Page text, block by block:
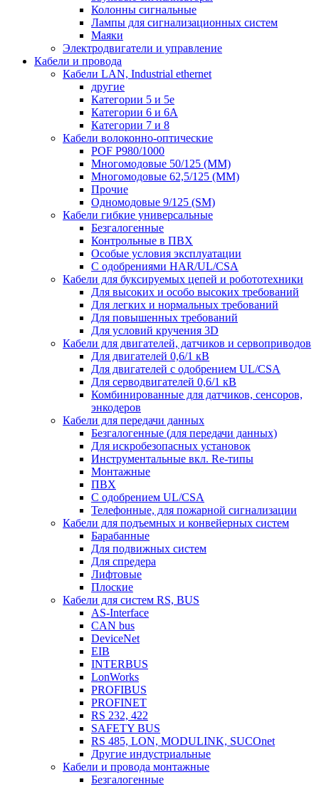
Колонны сигнальные
Лампы для сигнализационных систем
Маяки
Электродвигатели и управление
Кабели и провода
Кабели LAN, Industrial ethernet
другие
Категории 5 и 5е
Категории 6 и 6A
Категории 7 и 8
Кабели волоконно-оптические
POF P980/1000
Многомодовые 50/125 (ММ)
Многомодовые 62,5/125 (ММ)
Прочие
Одномодовые 9/125 (SM)
Кабели гибкие универсальные
Безгалогенные
Контрольные в ПВХ
Особые условия эксплуатации
С одобрениями HAR/UL/CSA
Кабели для буксируемых цепей и робототехники
Для высоких и особо высоких требований
Для легких и нормальных требований
Для повышенных требований
Для условий кручения 3D
Кабели для двигателей, датчиков и сервоприводов
Для двигателей 0,6/1 кВ
Для двигателей с одобрением UL/CSA
Для серводвигателей 0,6/1 кВ
Комбинированные для датчиков, cенсоров,
энкодеров
Кабели для передачи данных
Безгалогенные (для передачи данных)
Для искробезопасных установок
Инструментальные вкл. Re-типы
Монтажные
ПВХ
С одобрением UL/CSA
Телефонные, для пожарной сигнализации
Кабели для подъемных и конвейерных систем
Барабанные
Для подвижных систем
Для спредера
Лифтовые
Плоские
Кабели для систем RS, BUS
AS-Interface
CAN bus
DeviceNet
EIB
INTERBUS
LonWorks
PROFIBUS
PROFINET
RS 232, 422
SAFETY BUS
RS 485, LON, MODULINK, SUCOnet
Другие индустриальные
Кабели и провода монтажные
Безгалогенные